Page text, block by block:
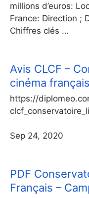
millions d’euros:
France: Direction ;
Chiffres clés …
Avis CLCF –
cinéma
https://
Sep 24, 2020
PDF
Français –